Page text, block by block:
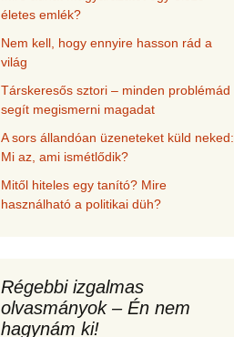
életes emlék?
Nem kell, hogy ennyire hasson rád a
világ
Társkeresős sztori – minden problémád
segít megismerni magadat
A sors állandóan üzeneteket küld neked:
Mi az, ami ismétlődik?
Mitől hiteles egy tanító? Mire
használható a politikai düh?
Régebbi izgalmas
olvasmányok – Én nem
hagynám ki!